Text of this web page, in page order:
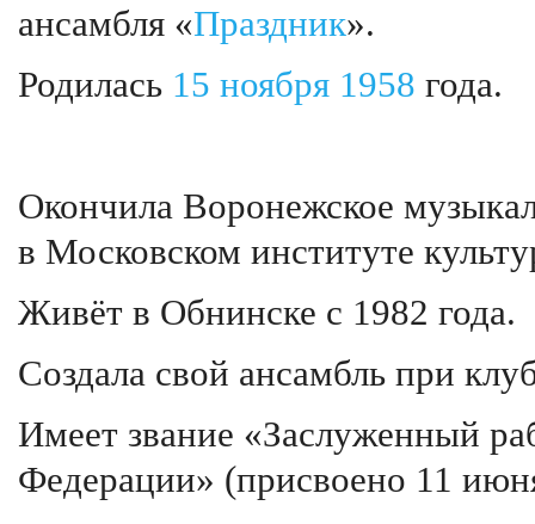
ансамбля «Праздник».
Родилась 15 ноября 1958 года.
Окончила Воронежское
в Московском институте
Живёт в Обнинске с 1982 года.
Создала свой ансамбль при
Имеет звание «Заслуженный
Федерации» (присвоено 11